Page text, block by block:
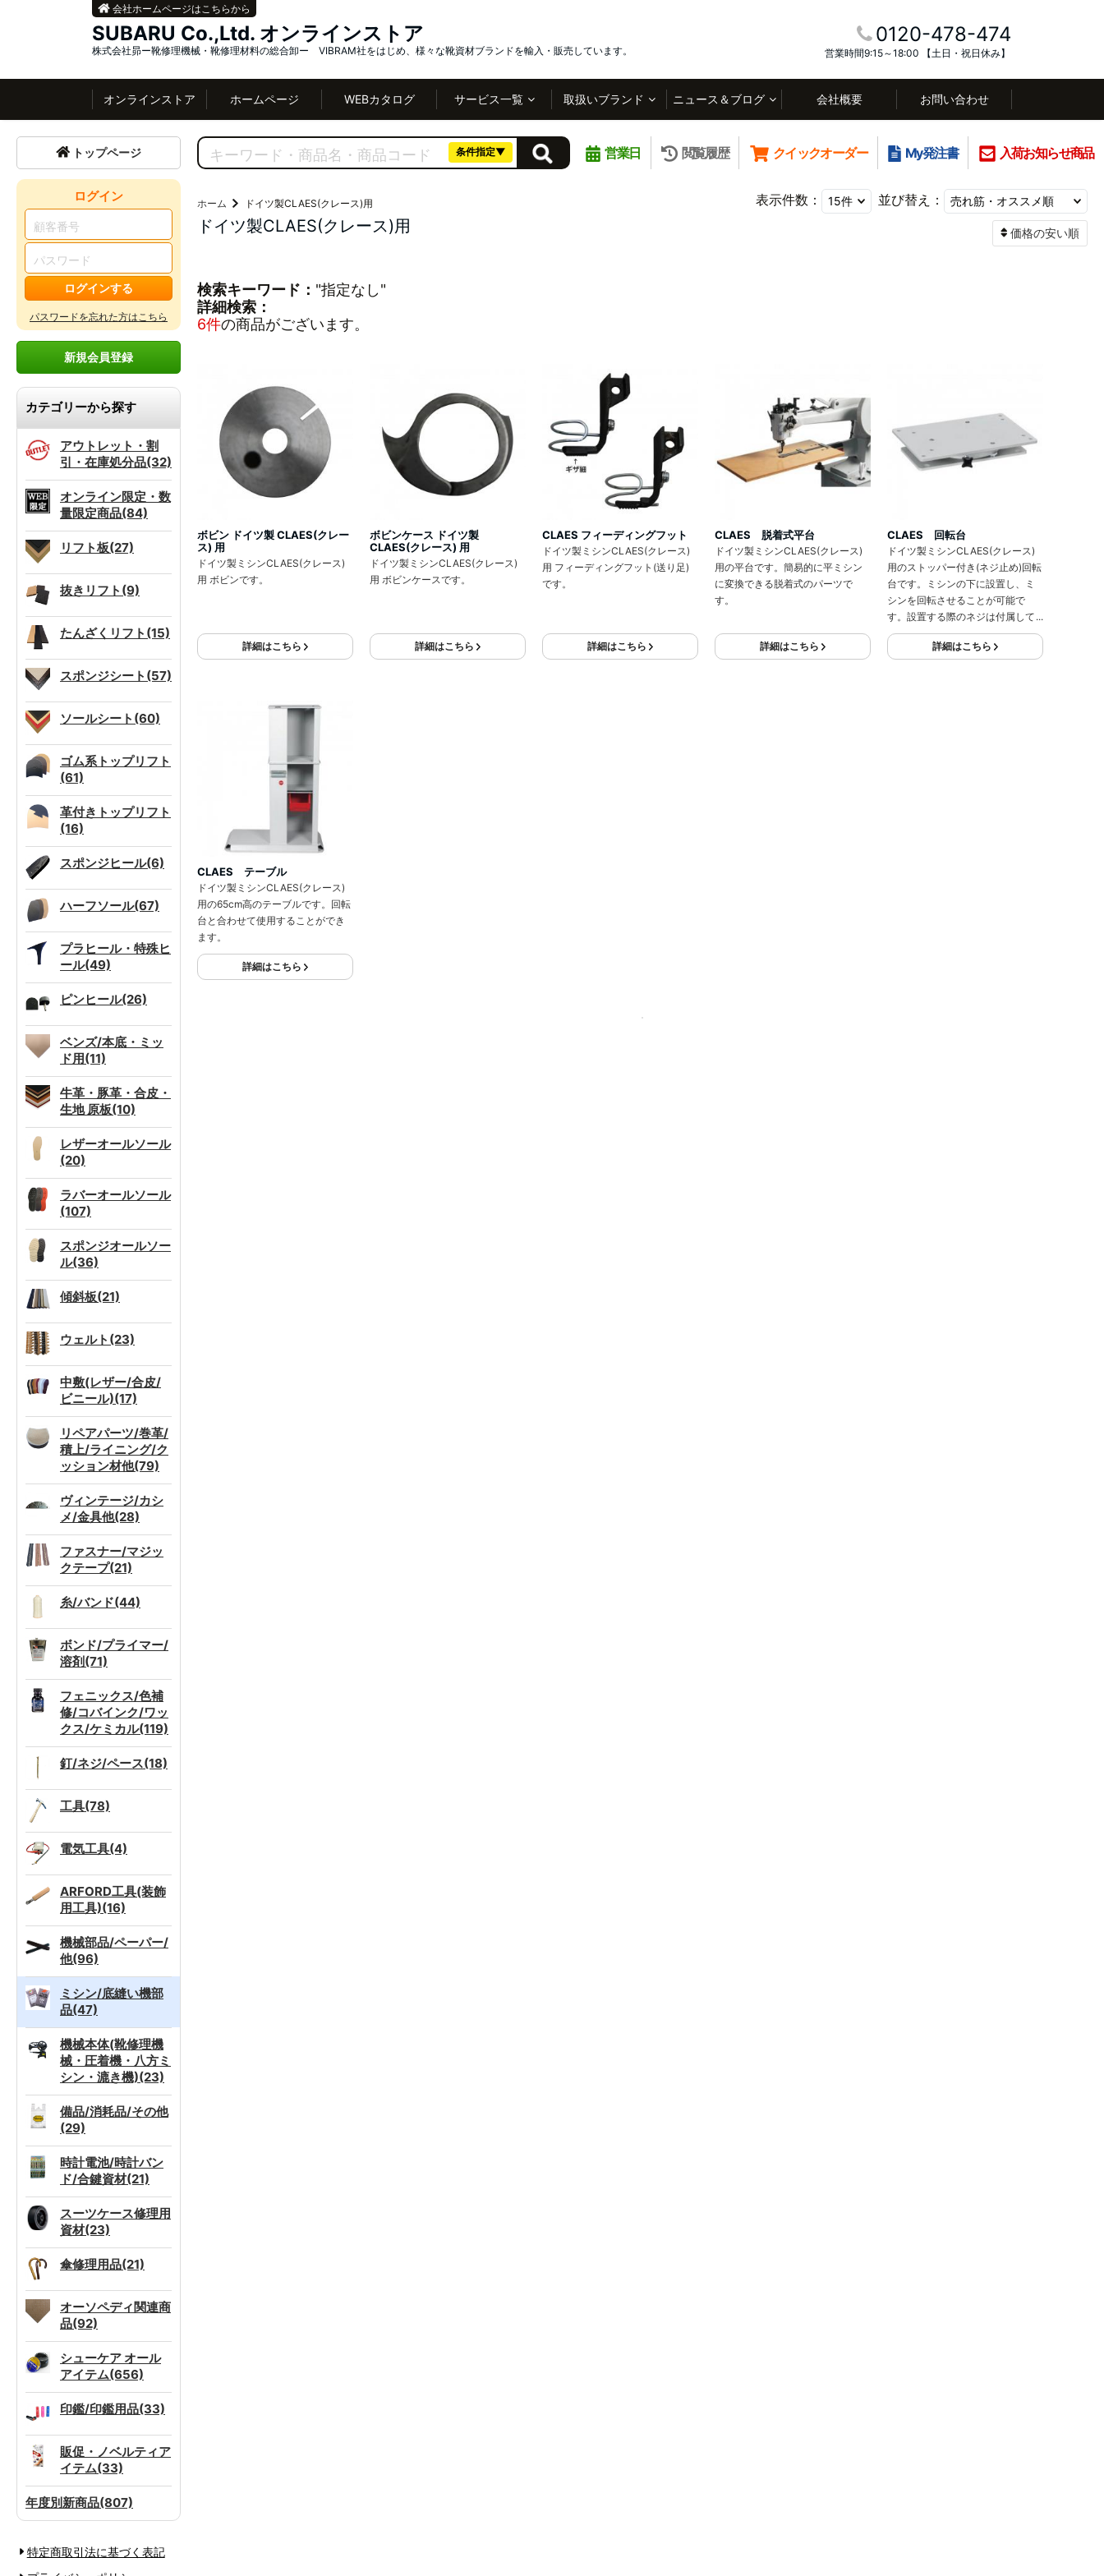
SUBARU Co.,Ltd. オンラインストア
株式会社昴ー靴修理機械・靴修理材料の総合卸ー VIBRAM社をはじめ、様々な靴資材ブランドを輸入・販売しています。
0120-478-474
営業時間9:15～18:00 【土日・祝日休み】
会社ホームページはこちらから
オンラインストア ホームページ WEBカタログ サービス一覧 取扱いブランド ニュース＆ブログ 会社概要 お問い合わせ
トップページ
ログイン
ログインする
パスワードを忘れた方はこちら
新規会員登録
カテゴリーから探す
アウトレット・割
引・在庫処分品(32)
オンライン限定・数
量限定商品(84)
リフト板(27)
抜きリフト(9)
たんざくリフト(15)
スポンジシート(57)
ソールシート(60)
ゴム系トップリフト
(61)
革付きトップリフト
(16)
スポンジヒール(6)
ハーフソール(67)
プラヒール・特殊ヒ
ール(49)
ピンヒール(26)
ベンズ/本底・ミッ
ド用(11)
牛革・豚革・合皮・
生地 原板(10)
レザーオールソール
(20)
ラバーオールソール
(107)
スポンジオールソー
ル(36)
傾斜板(21)
ウェルト(23)
中敷(レザー/合皮/
ビニール)(17)
リペアパーツ/巻革/
積上/ライニング/ク
ッション材他(79)
ヴィンテージ/カシ
メ/金具他(28)
ファスナー/マジッ
クテープ(21)
糸/バンド(44)
ボンド/プライマー/
溶剤(71)
フェニックス/色補
修/コバインク/ワッ
クス/ケミカル(119)
釘/ネジ/ペース(18)
工具(78)
電気工具(4)
ARFORD工具(装飾
用工具)(16)
機械部品/ペーパー/
他(96)
ミシン/底縫い機部
品(47)
機械本体(靴修理機
械・圧着機・八方ミ
シン・漉き機)(23)
備品/消耗品/その他
(29)
時計電池/時計バン
ド/合鍵資材(21)
スーツケース修理用
資材(23)
傘修理用品(21)
オーソペディ関連商
品(92)
シューケア オール
アイテム(656)
印鑑/印鑑用品(33)
販促・ノベルティア
イテム(33)
年度別新商品(807)
特定商取引法に基づく表記
条件指定▼ 営業日 閲覧履歴 クイックオーダー My発注書 入荷お知らせ商品
ホーム ドイツ製CLAES(クレース)用
ドイツ製CLAES(クレース)用
表示件数： 並び替え：
価格の安い順
検索キーワード： "指定なし"
詳細検索：
6件の商品がございます。
ボビン ドイツ製 CLAES(クレー
ス) 用
ドイツ製ミシンCLAES(クレース)
用 ボビンです。
詳細はこちら
ボビンケース ドイツ製
CLAES(クレース) 用
ドイツ製ミシンCLAES(クレース)
用 ボビンケースです。
詳細はこちら
CLAES フィーディングフット
ドイツ製ミシンCLAES(クレース)
用 フィーディングフット(送り足)
です。
詳細はこちら
CLAES 脱着式平台
ドイツ製ミシンCLAES(クレース)
用の平台です。簡易的に平ミシン
に変換できる脱着式のパーツで
す。
詳細はこちら
CLAES 回転台
ドイツ製ミシンCLAES(クレース)
用のストッパー付き(ネジ止め)回転
台です。ミシンの下に設置し、ミ
シンを回転させることが可能で
す。設置する際のネジは付属して
おりません。
詳細はこちら
CLAES テーブル
ドイツ製ミシンCLAES(クレース)
用の65cm高のテーブルです。回転
台と合わせて使用することができ
ます。
詳細はこちら